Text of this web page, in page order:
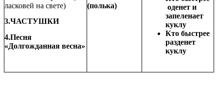
ласковей на свете)
3.ЧАСТУШКИ
4.Песня
«Долгожданная весна»
(полька)
оденет и
запеленает
куклу
Кто быстрее
разденет
куклу